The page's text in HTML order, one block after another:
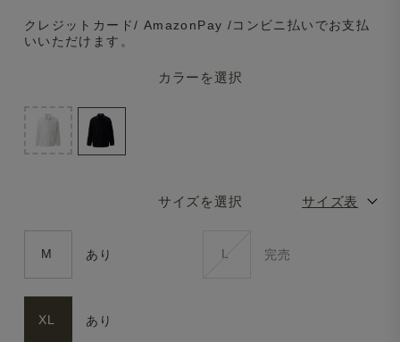
カラーを選択
サイズを選択 サイズ表
M あり L 完売
XL あり
クレジットカード/ AmazonPay /コンビニ払いでお支払
いいただけます。